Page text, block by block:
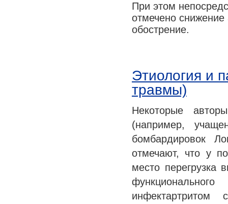
При этом
отмечено
обострение.
Этиология и
травмы)
Некоторые
(например,
бомбардировок
отмечают, что у
место перегрузка